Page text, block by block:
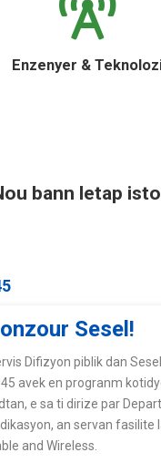
Enzenyer &
bann letap
Sesel!
Difizyon piblik dan
avek en progranm
e sa ti dirize par
an servan fasilite
and Wireless.